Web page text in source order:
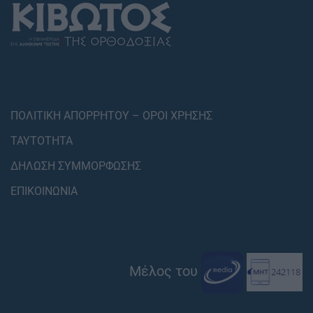
ΠΟΛΙΤΙΚΗ ΑΠΟΡΡΗΤΟΥ – ΟΡΟΙ ΧΡΗΣΗΣ
ΤΑΥΤΟΤΗΤΑ
ΔΗΛΩΣΗ ΣΥΜΜΟΡΦΩΣΗΣ
ΕΠΙΚΟΙΝΩΝΙΑ
Μέλος του